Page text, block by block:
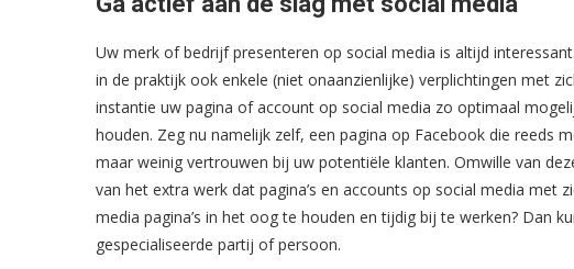
Uw merk of bedrijf presenteren op social media is altijd
in de praktijk ook enkele (niet onaanzienlijke) verplichtingen met
instantie uw pagina of account op social media zo optimaal
houden. Zeg nu namelijk zelf, een pagina op Facebook die reeds
maar weinig vertrouwen bij uw potentiële klanten. Omwille van
van het extra werk dat pagina’s en accounts op social media met
media pagina’s in het oog te houden en tijdig bij te werken? Dan
gespecialiseerde partij of persoon.